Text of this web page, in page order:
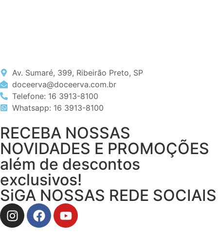
Av. Sumaré, 399, Ribeirão Preto, SP
doceerva@doceerva.com.br
Telefone: 16 3913-8100
Whatsapp: 16 3913-8100
RECEBA NOSSAS
NOVIDADES E PROMOÇÕES
além de descontos
exclusivos!
SiGA NOSSAS REDE SOCIAIS